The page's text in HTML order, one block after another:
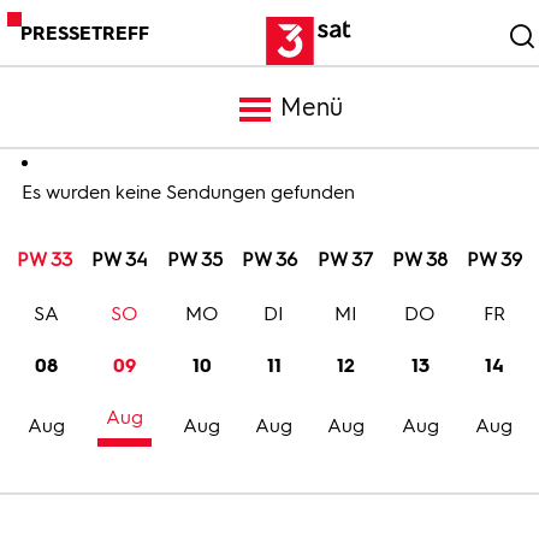
PRESSETREFF
Menü
Meldungen
Programm
Trailer
Bilder
Es wurden keine Sendungen gefunden
PW 33 PW 34 PW 35 PW 36 PW 37 PW 38 PW 39
08
Aug
SA
09
Aug
SO
10
Aug
MO
11
Aug
DI
12
Aug
MI
13
Aug
DO
14
Aug
FR